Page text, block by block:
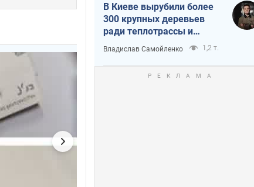
В Киеве вырубили более
300 крупных деревьев
ради теплотрассы и
вопреки Генплану
Владислав Самойленко 1,2 т.